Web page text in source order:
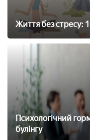
Життя без стресу:
Психологічний
булінгу